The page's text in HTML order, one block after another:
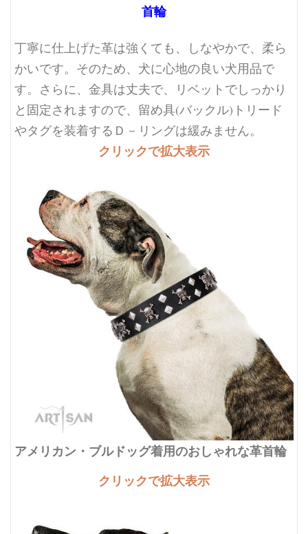
首輪
丁寧に仕上げた革は強くても、しなやかで、柔ら
かいです。そのため、犬に心地の良い犬用品で
す。さらに、金具は丈夫で、リベットでしっかり
と固定されますので、留め具(バックル)トリード
やタグを装着するＤ－リングは緩みません。
クリックで拡大表示
アメリカン・ブルドッグ着用のおしゃれな革首輪
クリックで拡大表示